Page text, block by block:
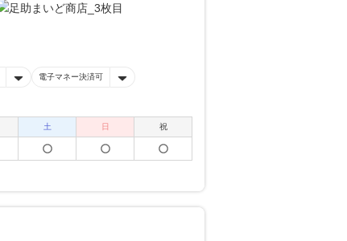
電子マネー決済可
土 日 祝